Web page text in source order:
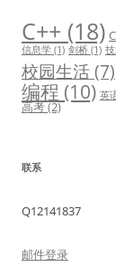
C++ (18)
信息学 (1) 剑桥 (1)
校园生活(7)
编程 (10) 英
高考(2)
联系
Q12141837
邮件登录